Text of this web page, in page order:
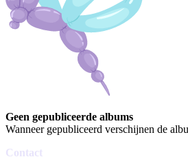
Geen gepubliceerde albums
Wanneer gepubliceerd verschijnen de
Contact